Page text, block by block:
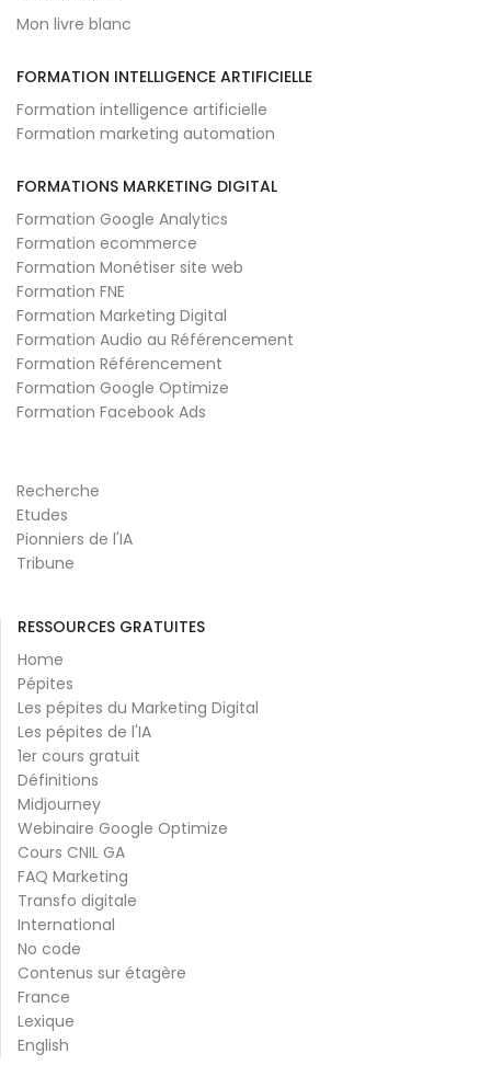
Mon livre blanc
FORMATION INTELLIGENCE ARTIFICIELLE
Formation intelligence artificielle
Formation marketing automation
FORMATIONS MARKETING DIGITAL
Formation Google Analytics
Formation ecommerce
Formation Monétiser site web
Formation FNE
Formation Marketing Digital
Formation Audio au Référencement
Formation Référencement
Formation Google Optimize
Formation Facebook Ads
Recherche
Etudes
Pionniers de l'IA
Tribune
RESSOURCES GRATUITES
Home
Pépites
Les pépites du Marketing Digital
Les pépites de l'IA
1er cours gratuit
Définitions
Midjourney
Webinaire Google Optimize
Cours CNIL GA
FAQ Marketing
Transfo digitale
International
No code
Contenus sur étagère
France
Lexique
English